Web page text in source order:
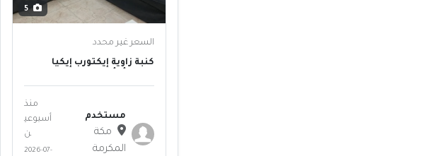
5
السعر غير محدد
كنبة زاوية إيكتورب إيكيا
مستخدم
مكة
المكرمة
منذ
أسبوعي
ن
2026-07-